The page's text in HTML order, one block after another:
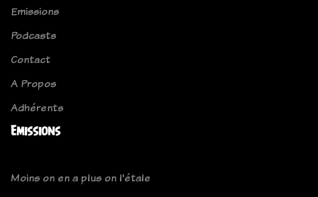
Emissions
Podcasts
Contact
A Propos
Adhérents
Emissions
Moins on en a plus on l'étale